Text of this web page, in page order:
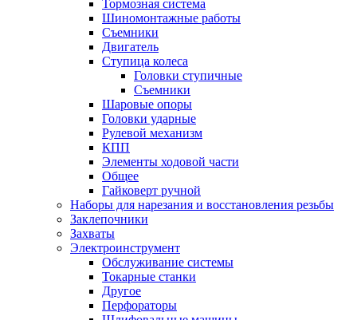
Тормозная система
Шиномонтажные работы
Cъемники
Двигатель
Ступица колеса
Головки ступичные
Cъемники
Шаровые опоры
Головки ударные
Рулевой механизм
КПП
Элементы ходовой части
Общее
Гайковерт ручной
Наборы для нарезания и восстановления резьбы
Заклепочники
Захваты
Электроинструмент
Обслуживание системы
Токарные станки
Другое
Перфораторы